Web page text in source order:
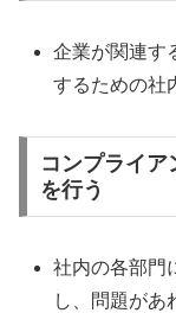
企業が関連す
するための社
コンプライア
を行う
社内の各部門
し、問題があ